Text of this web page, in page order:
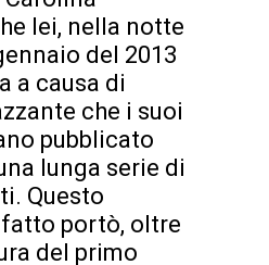
lei, nella notte
del 2013
a causa di
che i suoi
pubblicato
lunga serie di
Questo
portò, oltre
del primo